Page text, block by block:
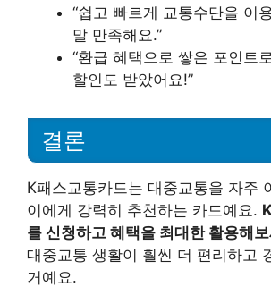
“쉽고 빠르게 교통수단을 이
말 만족해요.”
“환급 혜택으로 쌓은 포인트
할인도 받았어요!”
결론
K패스교통카드는 대중교통을 자주
이에게 강력히 추천하는 카드예요.
를 신청하고 혜택을 최대한 활용해
대중교통 생활이 훨씬 더 편리하고
거예요.